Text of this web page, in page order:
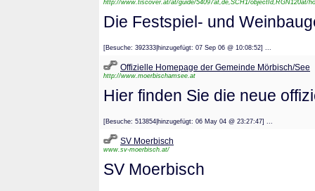
http://www.tiscover.at/at/guide/54097at,de,SCH1/objectId,RGN120at/
Die Festspiel- und
[Besuche: 392333|hinzugefügt: 07 Sep 06 @ 10:08:52] ...
Offizielle Homepage der Gemeinde Mörbisch/See
http://www.moerbischamsee.at
Hier finden Sie die neue
[Besuche: 513854|hinzugefügt: 06 May 04 @ 23:27:47] ...
SV Moerbisch
www.sv-moerbisch.at/
SV Moerbisch